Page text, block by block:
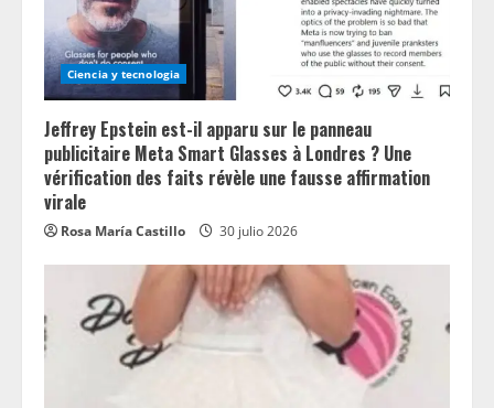
Ciencia y tecnologia
Jeffrey Epstein est-il apparu sur le panneau
publicitaire Meta Smart Glasses à Londres ? Une
vérification des faits révèle une fausse affirmation
virale
Rosa María Castillo 30 julio 2026